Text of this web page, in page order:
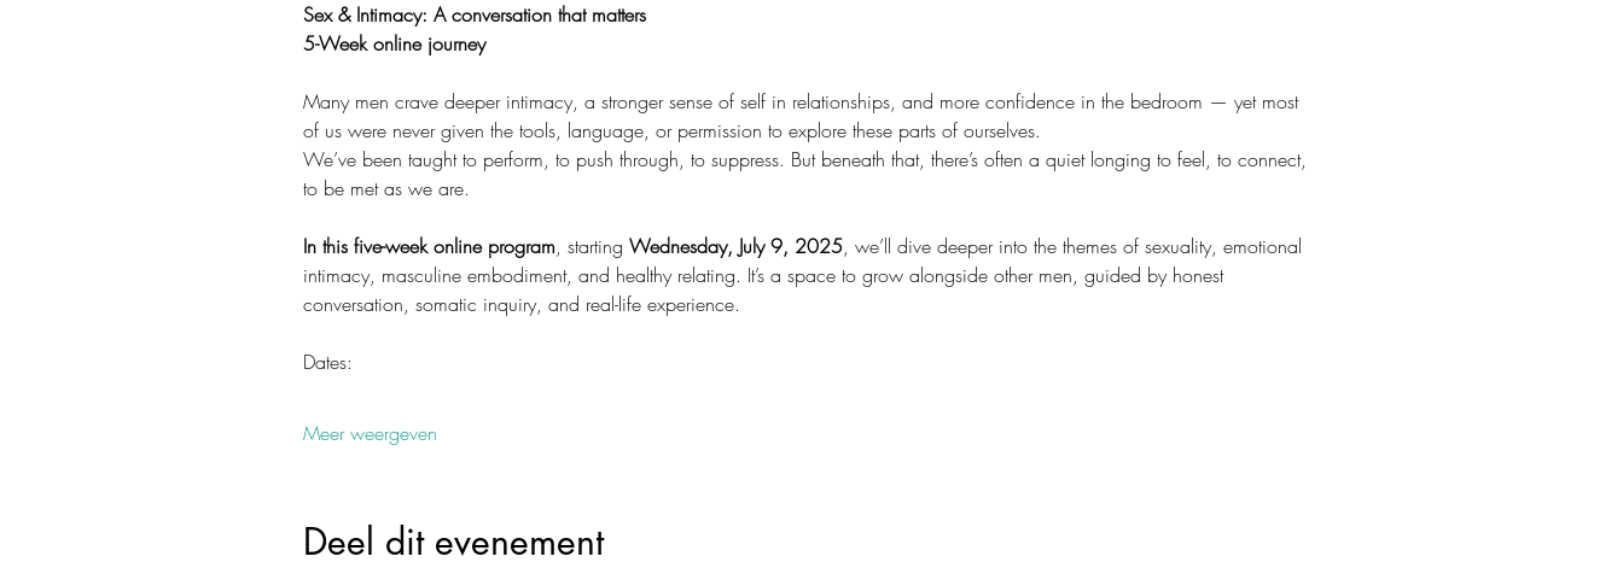
Sex & Intimacy: A conversation that matters
5-Week online journey
Many men crave deeper intimacy, a stronger sense of self in relationships, and more confidence in the bedroom — yet most
of us were never given the tools, language, or permission to explore these parts of ourselves.
We’ve been taught to perform, to push through, to suppress. But beneath that, there’s often a quiet longing to feel, to connect,
to be met as we are.
In this five-week online program, starting Wednesday, July 9, 2025, we’ll dive deeper into the themes of sexuality, emotional
intimacy, masculine embodiment, and healthy relating. It’s a space to grow alongside other men, guided by honest
conversation, somatic inquiry, and real-life experience.
Dates:
Meer weergeven
Deel dit evenement